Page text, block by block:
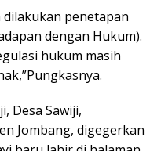
dilakukan penetapan
dengan Hukum).
hukum masih
Desa Sawiji,
Jombang, digegerkan